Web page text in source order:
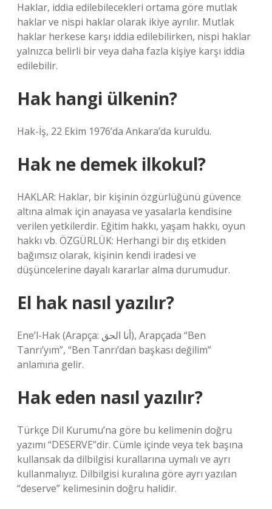
Haklar, iddia edilebilecekleri ortama göre mutlak
haklar ve nispi haklar olarak ikiye ayrılır. Mutlak
haklar herkese karşı iddia edilebilirken, nispi haklar
yalnızca belirli bir veya daha fazla kişiye karşı iddia
edilebilir.
Hak hangi ülkenin?
Hak-İş, 22 Ekim 1976’da Ankara’da kuruldu.
Hak ne demek ilkokul?
HAKLAR: Haklar, bir kişinin özgürlüğünü güvence
altına almak için anayasa ve yasalarla kendisine
verilen yetkilerdir. Eğitim hakkı, yaşam hakkı, oyun
hakkı vb. ÖZGÜRLÜK: Herhangi bir dış etkiden
bağımsız olarak, kişinin kendi iradesi ve
düşüncelerine dayalı kararlar alma durumudur.
El hak nasıl yazılır?
Ene’l-Hak (Arapça: أنا الحق), Arapçada “Ben
Tanrı’yım”, “Ben Tanrı’dan başkası değilim”
anlamına gelir.
Hak eden nasıl yazılır?
Türkçe Dil Kurumu’na göre bu kelimenin doğru
yazımı “DESERVE”dir. Cümle içinde veya tek başına
kullansak da dilbilgisi kurallarına uymalı ve ayrı
kullanmalıyız. Dilbilgisi kuralına göre ayrı yazılan
“deserve” kelimesinin doğru halidir.